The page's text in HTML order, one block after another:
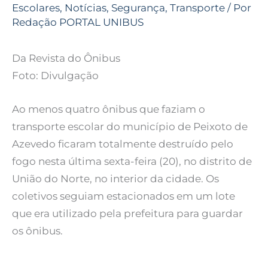
Escolares, Notícias, Segurança, Transporte / Por
Redação PORTAL UNIBUS
Da Revista do Ônibus
Foto: Divulgação
Ao menos quatro ônibus que faziam o
transporte escolar do município de Peixoto de
Azevedo ficaram totalmente destruído pelo
fogo nesta última sexta-feira (20), no distrito de
União do Norte, no interior da cidade. Os
coletivos seguiam estacionados em um lote
que era utilizado pela prefeitura para guardar
os ônibus.